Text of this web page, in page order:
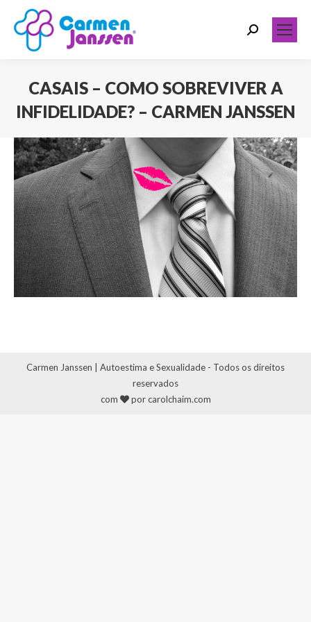
Search:
CASAIS – COMO SOBREVIVER A
INFIDELIDADE? – CARMEN JANSSEN
Carmen Janssen | Autoestima e Sexualidade - Todos os direitos
reservados
com
por carolchaim.com